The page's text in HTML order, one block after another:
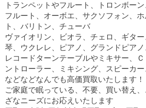
トランペットやフルート、トロンボーン
フルート、オーボエ、サクソフォン、
ト、バリトン、チューバ
ヴァイオリン、ビオラ、チェロ、ギター
琴、ウクレレ、ピアノ、グランドピアノ
レコードターンテーブルやミキサー、
ントローラー、ミキシング、スピーカ
などなどなんでも高価買取いたします！
ご家庭で眠っている、不要、買い替え
ざなニーズにお応えいたします